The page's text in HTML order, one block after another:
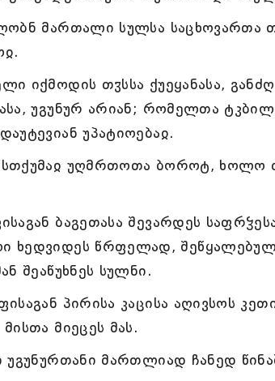
მართალი სულსა საცხოვართა
იქმოდის თჳსსა ქუეყანასა,
უგუნურ არიან; რომელთა
უპატიოებაჲ.
უღმრთოთა ბოროტ, ხოლო
ბაგეთასა შევარდეს
ხედვიდეს წრფელად,
შეაწუხნეს სულნი.
პირისა კაცისა აღივსოს
მიეცეს მას.
უგუნურთანი მართლიად ჩანედ